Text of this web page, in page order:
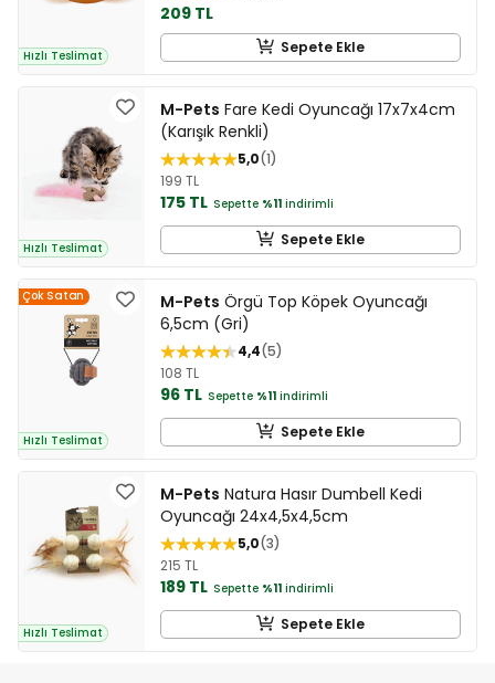
Hızlı Teslimat
209 TL
Sepete Ekle
Hızlı Teslimat
M-Pets Fare Kedi Oyuncağı 17x7x4cm
(Karışık Renkli)
5,0 1
199 TL
175 TL Sepette %11 indirimli
Sepete Ekle
Çok Satan
Hızlı Teslimat
M-Pets Örgü Top Köpek Oyuncağı
6,5cm (Gri)
4,4 5
108 TL
96 TL Sepette %11 indirimli
Sepete Ekle
Hızlı Teslimat
M-Pets Natura Hasır Dumbell Kedi
Oyuncağı 24x4,5x4,5cm
5,0 3
215 TL
189 TL Sepette %11 indirimli
Sepete Ekle